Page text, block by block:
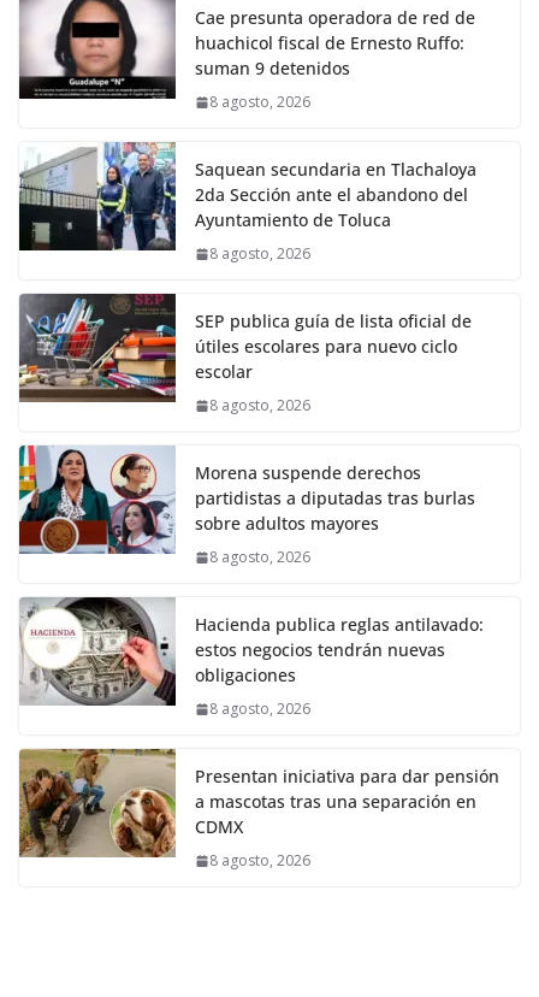
Cae presunta operadora de red de
huachicol fiscal de Ernesto Ruffo:
suman 9 detenidos
8 agosto, 2026
Saquean secundaria en Tlachaloya
2da Sección ante el abandono del
Ayuntamiento de Toluca
8 agosto, 2026
SEP publica guía de lista oficial de
útiles escolares para nuevo ciclo
escolar
8 agosto, 2026
Morena suspende derechos
partidistas a diputadas tras burlas
sobre adultos mayores
8 agosto, 2026
Hacienda publica reglas antilavado:
estos negocios tendrán nuevas
obligaciones
8 agosto, 2026
Presentan iniciativa para dar pensión
a mascotas tras una separación en
CDMX
8 agosto, 2026